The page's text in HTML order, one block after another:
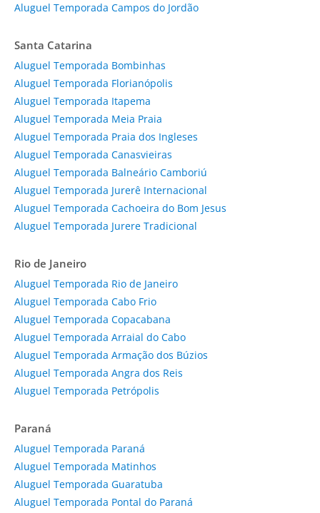
Aluguel Temporada Campos do Jordão
Santa Catarina
Aluguel Temporada Bombinhas
Aluguel Temporada Florianópolis
Aluguel Temporada Itapema
Aluguel Temporada Meia Praia
Aluguel Temporada Praia dos Ingleses
Aluguel Temporada Canasvieiras
Aluguel Temporada Balneário Camboriú
Aluguel Temporada Jurerê Internacional
Aluguel Temporada Cachoeira do Bom Jesus
Aluguel Temporada Jurere Tradicional
Rio de Janeiro
Aluguel Temporada Rio de Janeiro
Aluguel Temporada Cabo Frio
Aluguel Temporada Copacabana
Aluguel Temporada Arraial do Cabo
Aluguel Temporada Armação dos Búzios
Aluguel Temporada Angra dos Reis
Aluguel Temporada Petrópolis
Paraná
Aluguel Temporada Paraná
Aluguel Temporada Matinhos
Aluguel Temporada Guaratuba
Aluguel Temporada Pontal do Paraná